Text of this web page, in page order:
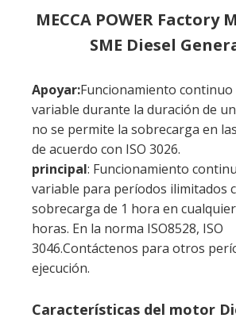
no se permite la sobrecarga en
de acuerdo con ISO 3026.
variable para períodos ilimitados
sobrecarga de 1 hora en
horas. En la norma ISO8528, ISO
3046.Contáctenos para otros
ejecución.
Características del motor
Mitsubishi / PYME:
1. Alto resistencia a la
anticorrosión;
tecnología de soldadura;